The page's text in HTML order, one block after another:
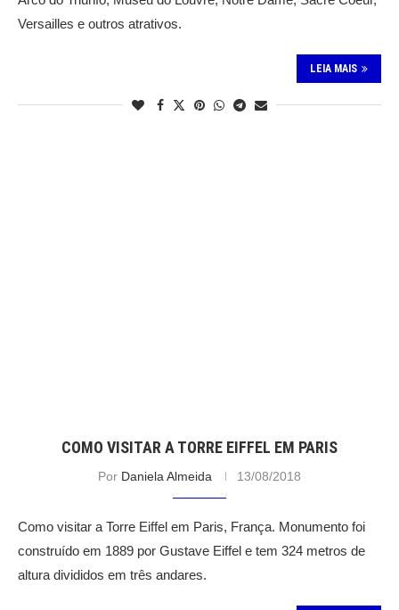
Versailles e outros atrativos.
LEIA MAIS
COMO VISITAR A TORRE EIFFEL EM PARIS
Por Daniela Almeida 13/08/2018
Como visitar a Torre Eiffel em Paris, França. Monumento foi
construído em 1889 por Gustave Eiffel e tem 324 metros de
altura divididos em três andares.